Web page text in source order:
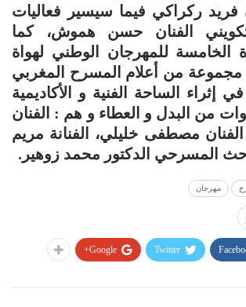
فريد ركراكي فيما سيسير فعاليات
الفنان حسن هموش، كما
الخامسة للمهرجان الوطني لهواة
مجموعة من أعلام المسرح المغربي
إثراء الساحة الفنية و الأكاديمية
من البدل و العطاء و هم : الفنان
مصطفى خليلي، الفنانة مريم
المسرحي الدكتور محمد زوهير.
مهرجان
Twitter
Google+